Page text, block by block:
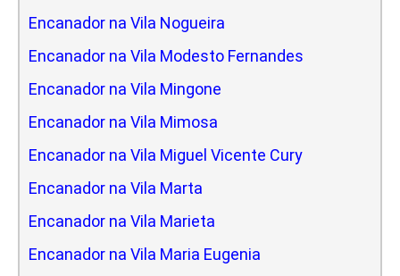
Encanador na Vila Nogueira
Encanador na Vila Modesto Fernandes
Encanador na Vila Mingone
Encanador na Vila Mimosa
Encanador na Vila Miguel Vicente Cury
Encanador na Vila Marta
Encanador na Vila Marieta
Encanador na Vila Maria Eugenia